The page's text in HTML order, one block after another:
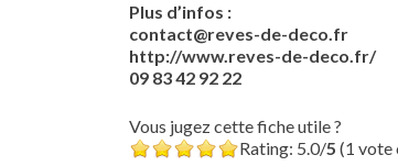
Plus d’infos :
contact@reves-de-deco.fr
http://www.reves-de-deco.fr/
09 83 42 92 22
Vous jugez cette fiche utile ?
Rating: 5.0/5 (1 vote